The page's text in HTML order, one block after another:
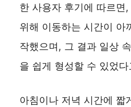
한 사용자 후기에 따르면
위해 이동하는 시간이 아
작했으며, 그 결과 일상
을 쉽게 형성할 수 있었
아침이나 저녁 시간에 짧